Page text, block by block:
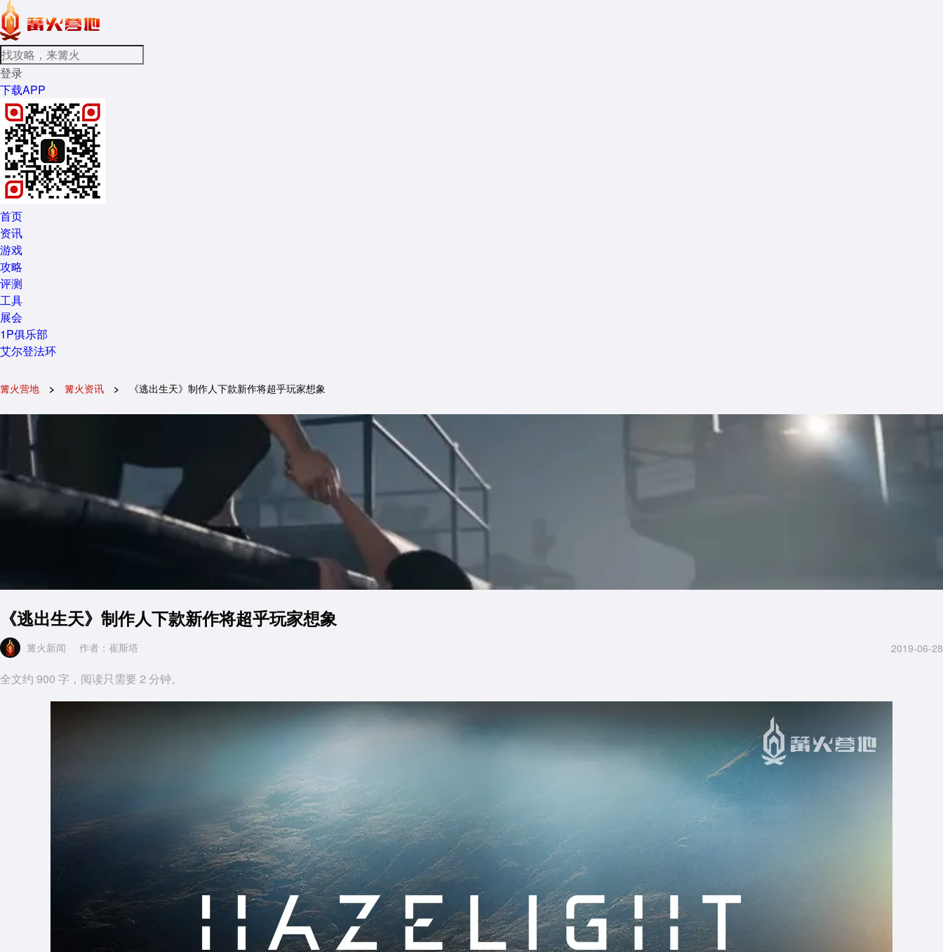
登录
下载APP
首页
资讯
游戏
攻略
评测
工具
展会
1P俱乐部
艾尔登法环
篝火营地 篝火资讯 《逃出生天》制作人下款新作将超乎玩家想象
《逃出生天》制作人下款新作将超乎玩家想象
篝火新闻 作者：崔斯塔 2019-06-28
全文约 900 字，阅读只需要 2 分钟。